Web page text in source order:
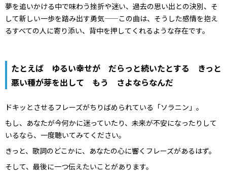
夢を追いかける中で味わう挫折や迷い、過去の思い出との決別、そ
して新しい一歩を踏み出す勇気——この曲は、そうした感情を抱え
るすべての人に寄り添い、背中を押してくれるような存在です。
たとえば ゆるい幸せが だらっと続いたとする きっと
悪い種が芽を出して もう さよならなんだ
ドキッとさせるフレーズがちりばめられている「ソラニン」。
もし、あなたが今何かに迷っていたり、未来が不安になったりして
いるなら、一度聴いてみてください。
きっと、歌詞のどこかに、あなたの心に響くフレーズがあるはず。
そして、最後に一つ伝えたいことがあります。